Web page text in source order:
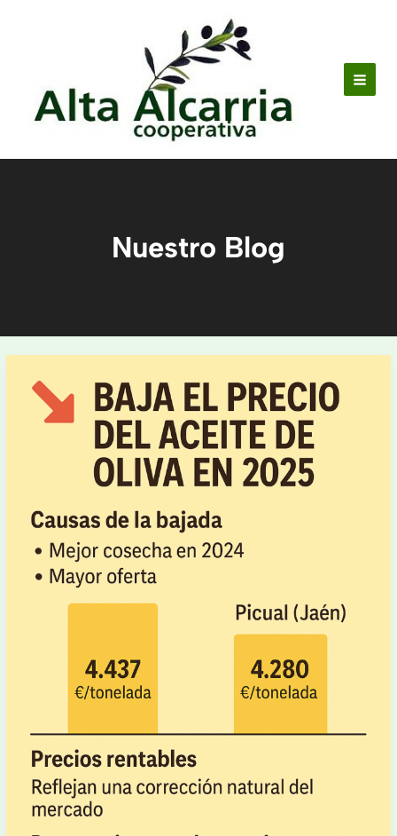
Nuestro Blog